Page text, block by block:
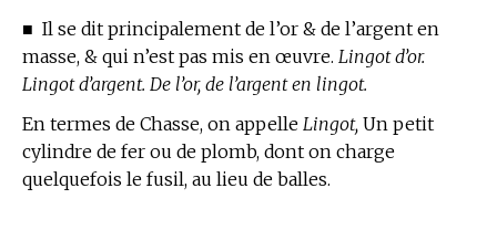
■ Il se dit principalement de l’or & de l’argent en
masse, & qui n’est pas mis en œuvre. Lingot d’or.
Lingot d’argent. De l’or, de l’argent en lingot.
En termes de Chasse, on appelle Lingot, Un petit
cylindre de fer ou de plomb, dont on charge
quelquefois le fusil, au lieu de balles.